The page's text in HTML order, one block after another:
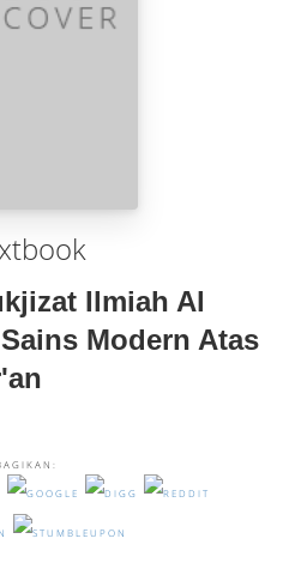
Ilmiah Al
Modern Atas